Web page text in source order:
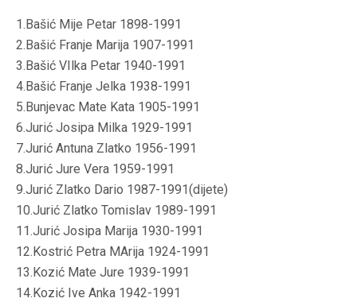
1.Bašić Mije Petar 1898-1991
2.Bašić Franje Marija 1907-1991
3.Bašić VIlka Petar 1940-1991
4.Bašić Franje Jelka 1938-1991
5.Bunjevac Mate Kata 1905-1991
6.Jurić Josipa Milka 1929-1991
7.Jurić Antuna Zlatko 1956-1991
8.Jurić Jure Vera 1959-1991
9.Jurić Zlatko Dario 1987-1991(dijete)
10.Jurić Zlatko Tomislav 1989-1991
11.Jurić Josipa Marija 1930-1991
12.Kostrić Petra MArija 1924-1991
13.Kozić Mate Jure 1939-1991
14.Kozić Ive Anka 1942-1991